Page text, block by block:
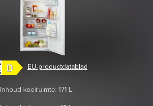
EU-productdatablad
Inhoud koelruimte: 171 L